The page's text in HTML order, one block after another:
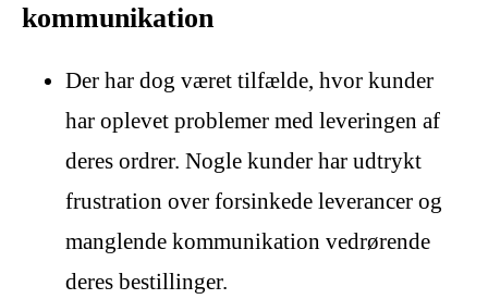
kommunikation
Der har dog været tilfælde, hvor kunder
har oplevet problemer med leveringen af
deres ordrer. Nogle kunder har udtrykt
frustration over forsinkede leverancer og
manglende kommunikation vedrørende
deres bestillinger.